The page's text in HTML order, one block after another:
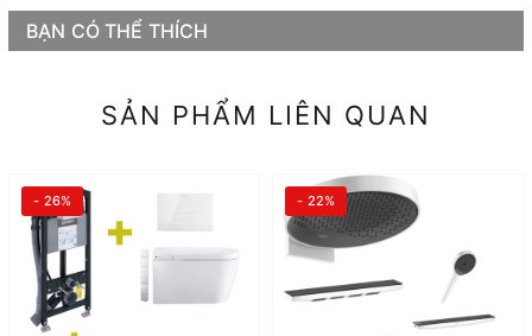
BẠN CÓ THỂ THÍCH
SẢN PHẨM LIÊN QUAN
- 26% - 22%